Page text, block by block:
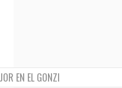
EN EL GONZI